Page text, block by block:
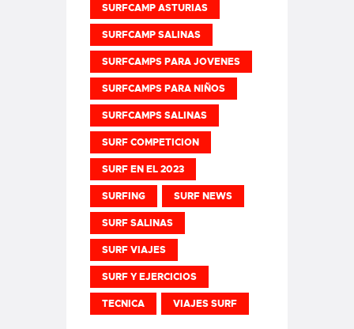
SURFCAMP ASTURIAS
SURFCAMP SALINAS
SURFCAMPS PARA JOVENES
SURFCAMPS PARA NIÑOS
SURFCAMPS SALINAS
SURF COMPETICION
SURF EN EL 2023
SURFING SURF NEWS
SURF SALINAS
SURF VIAJES
SURF Y EJERCICIOS
TECNICA VIAJES SURF